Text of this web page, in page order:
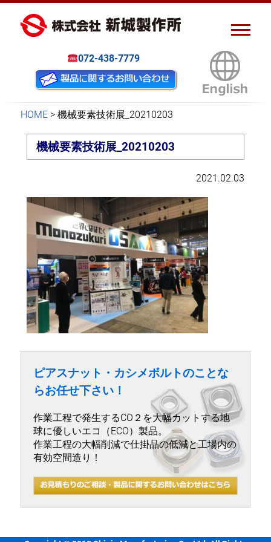
ピアスナット、クリンチボル
新城製作所
072-438-7779
HOME > 機械要素技術展_20210203
機械要素技術展_20210203
2021.02.03
ピアスナット・カシメボルトのことな
らお任せ下さい！
作業工程で発生するCO２を大幅カットする地
球に優しいエコ（ECO）製品。
作業工程の大幅削減で仕掛品の低減と工場内の
有効空間造り！